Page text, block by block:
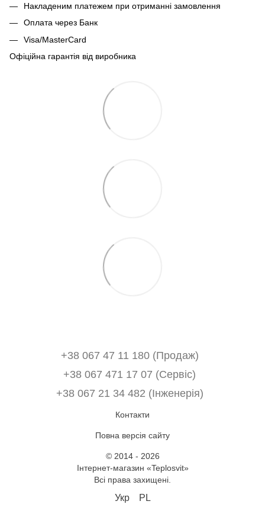
Накладеним платежем при отриманні замовлення
Оплата через Банк
Visa/MasterCard
Офіційна гарантія від виробника
+38 067 47 11 180 (Продаж)
+38 067 471 17 07 (Сервіс)
‎+38 067 21 34 482 (Інженерія)
Контакти
Повна версія сайту
© 2014 - 2026
Інтернет-магазин «Teplosvit»
Всі права захищені.
Укр PL